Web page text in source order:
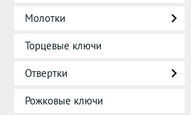
Молотки
Торцевые ключи
Отвертки
Рожковые ключи